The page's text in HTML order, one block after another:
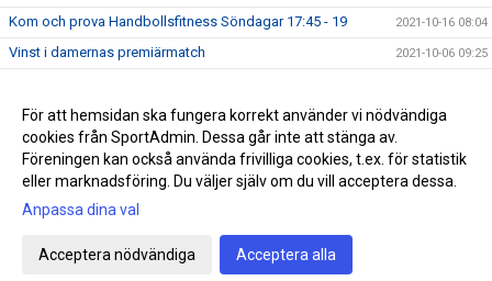
Kom och prova Handbollsfitness Söndagar 17:45 - 19 2021-10-16 08:04
Vinst i damernas premiärmatch 2021-10-06 09:25
Succe för Handbollens Dag 2021-09-20 07:06
Söndagskvällar med beachhandboll 2021-08-19 16:26
Gå till Webbversion
För att hemsidan ska fungera korrekt använder vi nödvändiga
cookies från SportAdmin. Dessa går inte att stänga av.
Föreningen kan också använda frivilliga cookies, t.ex. för statistik
eller marknadsföring. Du väljer själv om du vill acceptera dessa.
Anpassa dina val
Acceptera nödvändiga Acceptera alla